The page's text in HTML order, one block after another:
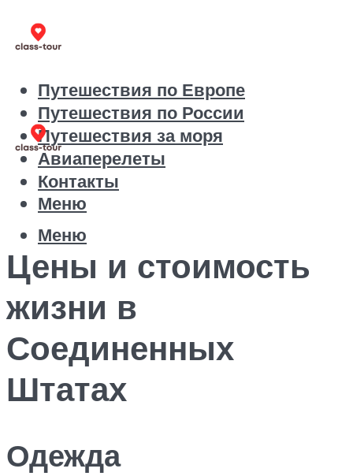
Путешествия по Европе
Путешествия по России
Путешествия за моря
Авиаперелеты
Контакты
Меню
Меню
Цены и стоимость
жизни в
Соединенных
Штатах
Одежда